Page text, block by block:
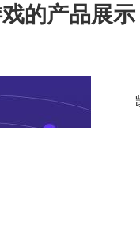
的产品展示